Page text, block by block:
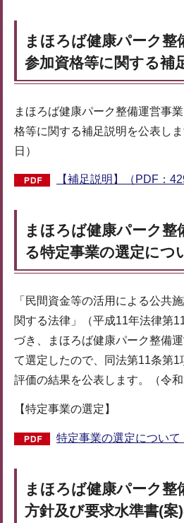
まほろば健康パーク整
参加資格等に関する補
まほろば健康パーク整備運営事
格等に関する補足説明を公表し
日）
【補足説明】（PDF：
まほろば健康パーク整
る特定事業の選定につ
「民間資金等の活用による公共
関する法律」（平成11年法律第
づき、まほろば健康パーク整備
て選定したので、同法第11条第
評価の結果を公表します。（令和
【特定事業の選定】
特定事業の選定について
まほろば健康パーク整
方針及び要求水準書(